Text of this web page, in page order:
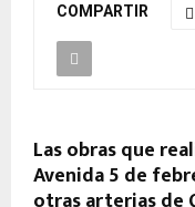
COMPARTIR
Las obras que
Avenida 5 de